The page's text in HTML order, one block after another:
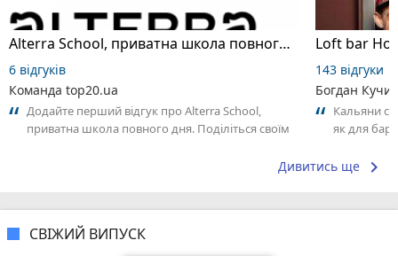
Alterra School, приватна школа повного дня
6 відгуків
Команда top20.ua
Додайте перший відгук про Alterra School,
приватна школа повного дня. Поділіться своїм
Loft bar
143 відгуки
Богдан
Кальяни
як для
Дивитись ще keyboard_arrow_right
СВІЖИЙ ВИПУСК